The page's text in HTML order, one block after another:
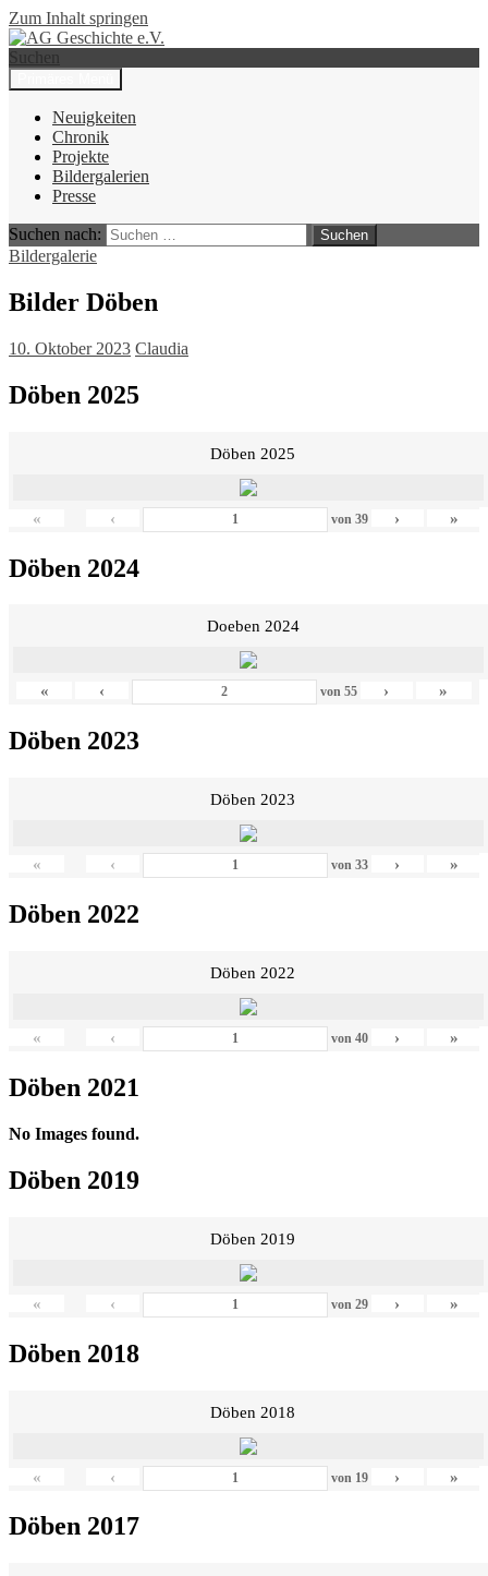
Zum Inhalt springen
AG Geschichte e.V.
Suchen
Neuigkeiten
Chronik
Projekte
Bildergalerien
Presse
Suchen nach:
Bildergalerie
Bilder Döben
10. Oktober 2023 Claudia
Döben 2025
Döben 2025
« ‹ von 39 › »
Döben 2024
Doeben 2024
« ‹ von 55 › »
Döben 2023
Döben 2023
« ‹ von 33 › »
Döben 2022
Döben 2022
« ‹ von 40 › »
Döben 2021
No Images found.
Döben 2019
Döben 2019
« ‹ von 29 › »
Döben 2018
Döben 2018
« ‹ von 19 › »
Döben 2017